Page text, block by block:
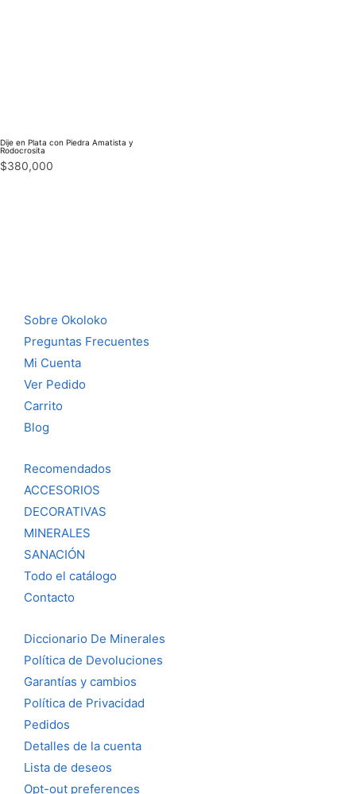
Dije en Plata con Piedra Amatista y
Rodocrosita
$380,000
Sobre Okoloko
Preguntas Frecuentes
Mi Cuenta
Ver Pedido
Carrito
Blog
Recomendados
ACCESORIOS
DECORATIVAS
MINERALES
SANACIÓN
Todo el catálogo
Contacto
Diccionario De Minerales
Política de Devoluciones
Garantías y cambios
Política de Privacidad
Pedidos
Detalles de la cuenta
Lista de deseos
Opt-out preferences